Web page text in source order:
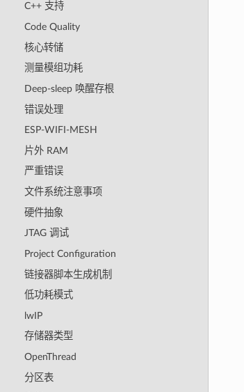
C++ 支持
Code Quality
核心转储
测量模组功耗
Deep-sleep 唤醒存根
错误处理
ESP-WIFI-MESH
片外 RAM
严重错误
文件系统注意事项
硬件抽象
JTAG 调试
Project Configuration
链接器脚本生成机制
低功耗模式
lwIP
存储器类型
OpenThread
分区表